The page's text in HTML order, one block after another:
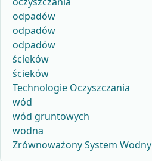
odpadów
odpadów
odpadów
ścieków
ścieków
Technologie Oczyszczania
wód
wód gruntowych
wodna
Zrównoważony System Wodny